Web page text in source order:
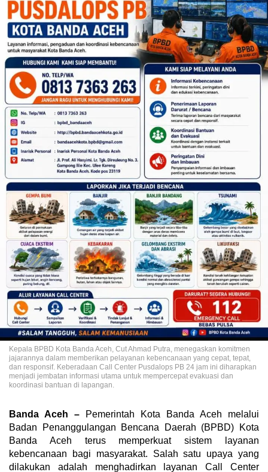
Kepala BPBD Kota Banda Aceh, Cut Ahmad Putra, menegaskan komitmen
jajarannya dalam memberikan pelayanan kebencanaan yang cepat, tepat,
dan responsif. Keberadaan Call Center Pusdalops PB 24 jam ini diharapkan
menjadi jembatan informasi utama untuk mempercepat evakuasi dan
koordinasi bantuan di lapangan.
Banda Aceh – Pemerintah Kota Banda Aceh melalui
Badan Penanggulangan Bencana Daerah (BPBD) Kota
Banda Aceh terus memperkuat sistem layanan
kebencanaan bagi masyarakat. Salah satu upaya yang
dilakukan adalah menghadirkan layanan Call Center